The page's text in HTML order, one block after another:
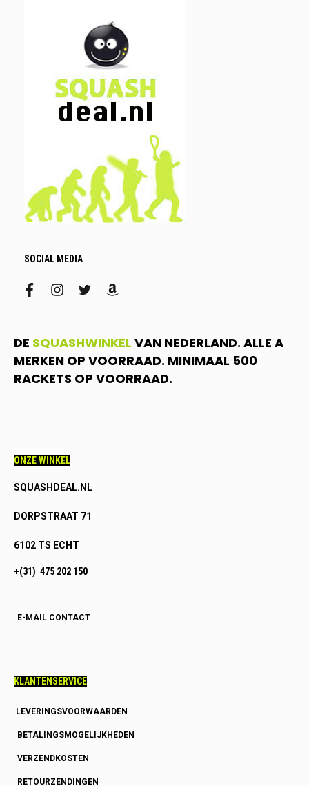
SOCIAL MEDIA
facebookinstagram
twitteramazon
DE SQUASHWINKEL VAN NEDERLAND. ALLE A
MERKEN OP VOORRAAD. MINIMAAL 500
RACKETS OP VOORRAAD.
ONZE WINKEL
SQUASHDEAL.NL
DORPSTRAAT 71
6102 TS ECHT
+(31) 475 202 150
E-MAIL CONTACT
KLANTENSERVICE
LEVERINGSVOORWAARDEN
BETALINGSMOGELIJKHEDEN
VERZENDKOSTEN
RETOURZENDINGEN